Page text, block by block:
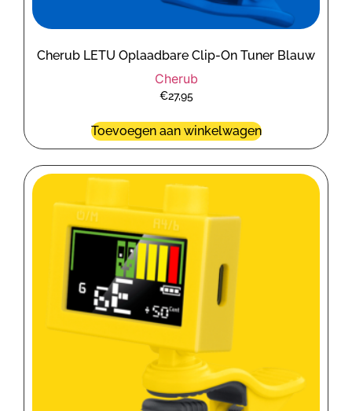
Cherub LETU Oplaadbare Clip-On Tuner Blauw
Cherub
€27,95
Toevoegen aan winkelwagen